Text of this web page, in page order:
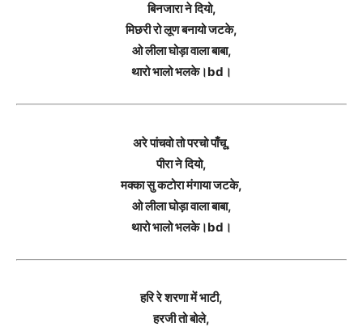
बिनजारा ने दियो,
मिछरी रो लूण बनायो जटके,
ओ लीला घोड़ा वाला बाबा,
थारो भालो भलके।bd।
अरे पांचवो तो परचो पाँचू,
पीरा ने दियो,
मक्का सु कटोरा मंगाया जटके,
ओ लीला घोड़ा वाला बाबा,
थारो भालो भलके।bd।
हरि रे शरणा में भाटी,
हरजी तो बोले,